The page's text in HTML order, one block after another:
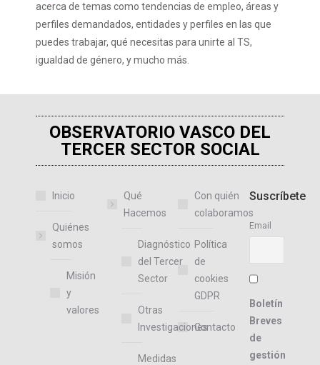
acerca de temas como tendencias de empleo, áreas y
perfiles demandados, entidades y perfiles en las que
puedes trabajar, qué necesitas para unirte al TS,
igualdad de género, y mucho más.
OBSERVATORIO VASCO DEL
TERCER SECTOR SOCIAL
Inicio
Quiénes
somos
Misión
y
valores
Qué
Hacemos
Diagnóstico
del Tercer
Sector
Otras
Investigaciones
Medidas
Con quién
colaboramos
Política
de
cookies
GDPR
Contacto
Suscríbete
Email
Boletín
Breves
de
gestión